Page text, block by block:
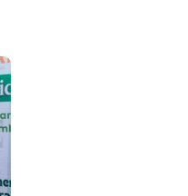
Muatan Tanah
Nasi Padang,
di Lingkar